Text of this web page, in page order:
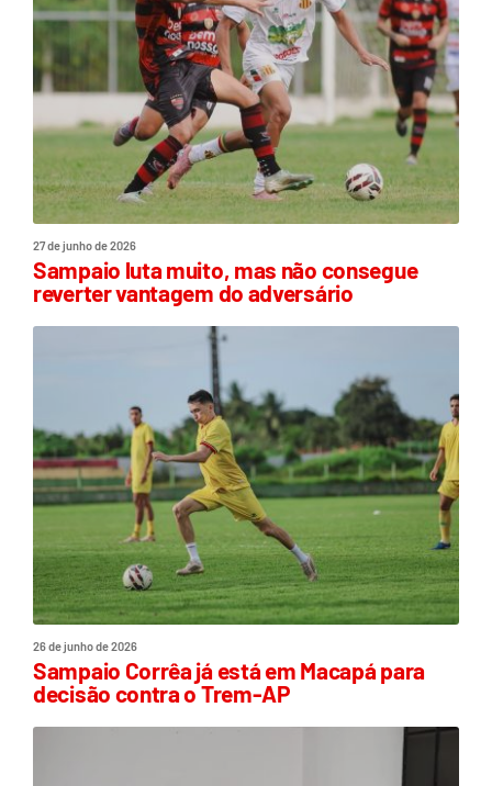
27 de junho de 2026
Sampaio luta muito, mas não consegue
reverter vantagem do adversário
26 de junho de 2026
Sampaio Corrêa já está em Macapá para
decisão contra o Trem-AP